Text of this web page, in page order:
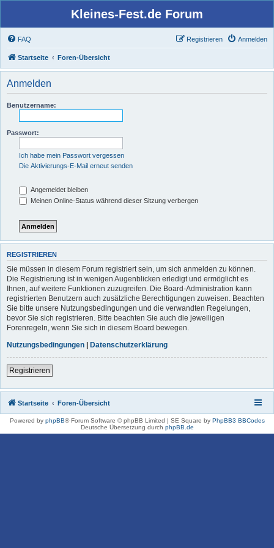
Kleines-Fest.de Forum
FAQ Anmelden
Registrieren
Startseite Foren-Übersicht
Anmelden
Benutzername:
Passwort:
Ich habe mein Passwort vergessen
Die Aktivierungs-E-Mail erneut senden
Angemeldet bleiben
Meinen Online-Status während dieser Sitzung verbergen
REGISTRIEREN
Sie müssen in diesem Forum registriert sein, um sich anmelden zu können.
Die Registrierung ist in wenigen Augenblicken erledigt und ermöglicht es
Ihnen, auf weitere Funktionen zuzugreifen. Die Board-Administration kann
registrierten Benutzern auch zusätzliche Berechtigungen zuweisen. Beachten
Sie bitte unsere Nutzungsbedingungen und die verwandten Regelungen,
bevor Sie sich registrieren. Bitte beachten Sie auch die jeweiligen
Forenregeln, wenn Sie sich in diesem Board bewegen.
Nutzungsbedingungen | Datenschutzerklärung
Registrieren
Startseite Foren-Übersicht
Powered by phpBB® Forum Software © phpBB Limited | SE Square by PhpBB3 BBCodes
Deutsche Übersetzung durch phpBB.de